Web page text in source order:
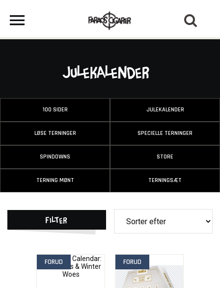
Julekalender
100 SIDER JULEKALENDER
LØSE TERNINGER SPECIELLE TERNINGER
SPINDOWNS STORE
TERNING MØNT TERNINGSÆT
Filter
FORUD FORUD